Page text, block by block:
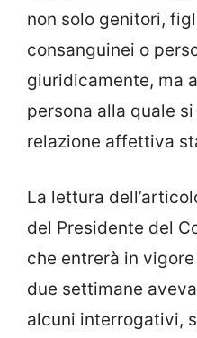
non solo genitori,
consanguinei o
giuridicamente, ma
persona alla quale
relazione affettiva
La lettura
del Presidente del
che entrerà in vigore
due settimane
alcuni interrogativi,